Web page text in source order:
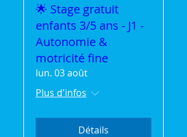
🌟 Stage gratuit
enfants 3/5 ans - J1 -
Autonomie &
motricité fine
lun. 03 août
Plus d'infos
Détails